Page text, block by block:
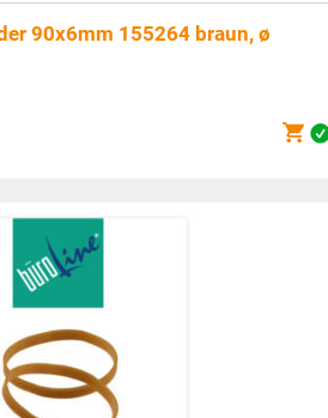
90x6mm 155264 braun, ø